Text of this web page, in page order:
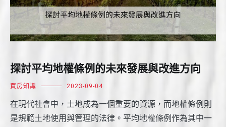
探討平均地權條例的未來發展與改進方向
買房知識 2023-09-04
在現代社會中，土地成為一個重要的資源，而地權條例則
是規範土地使用與管理的法律。平均地權條例作為其中一